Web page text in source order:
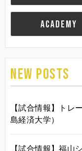
ACADEMY
NEW POSTS
【試合情報】トレ
島経済大学）
【試合情報】福山